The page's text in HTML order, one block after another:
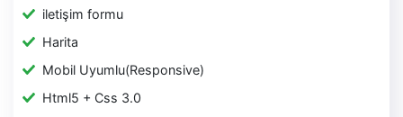
iletişim formu
Harita
Mobil Uyumlu(Responsive)
Html5 + Css 3.0